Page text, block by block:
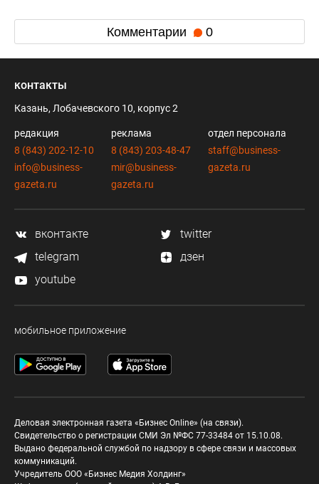
Комментарии 0
контакты
Казань, Лобачевского 10, корпус 2
редакция
8 (843) 202-12-10
info@business-
gazeta.ru
реклама
8 (843) 203-48-47
mir@business-
gazeta.ru
отдел персонала
staff@business-
gazeta.ru
вконтакте
twitter
telegram
дзен
youtube
мобильное приложение
Деловая электронная газета «Бизнес Online» (на связи).
Свидетельство о регистрации СМИ Эл №ФС 77-33484 от 15.10.08.
Выдано федеральной службой по надзору в сфере связи и массовых
коммуникаций.
Учредитель ООО «Бизнес Медия Холдинг»